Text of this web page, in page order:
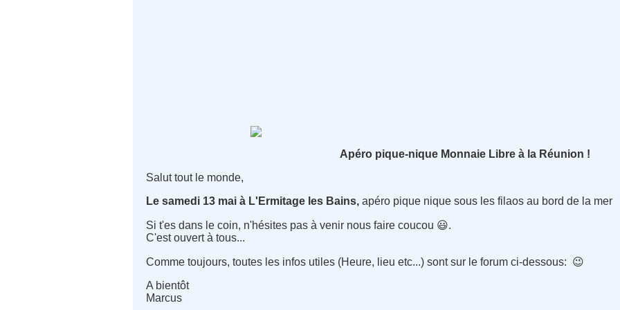
Apéro pique-nique Monnaie Libre à la Réunion !
Salut tout le monde,
Le samedi 13 mai à L'Ermitage les Bains, apéro pique nique sous les filaos au bord de la mer
Si t'es dans le coin, n'hésites pas à venir nous faire coucou 😃️.
C'est ouvert à tous...
Comme toujours, toutes les infos utiles (Heure, lieu etc...) sont sur le forum ci-dessous: 😉️
A bientôt
Marcus